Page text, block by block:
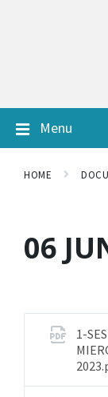
Menu
HOME
06
1-